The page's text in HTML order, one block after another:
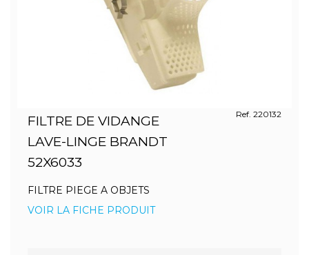
FILTRE DE VIDANGE
LAVE-LINGE BRANDT
52X6033
Ref. 220132
FILTRE PIEGE A OBJETS
VOIR LA FICHE PRODUIT